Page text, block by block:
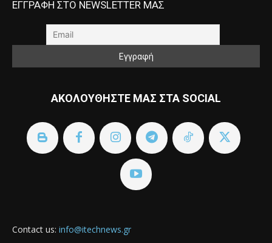
ΕΓΓΡΑΦΗ ΣΤΟ NEWSLETTER ΜΑΣ
ΑΚΟΛΟΥΘΗΣΤΕ ΜΑΣ ΣΤΑ SOCIAL
Contact us: info@itechnews.gr